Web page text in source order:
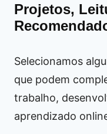
Projetos,
Selecionamos
que podem
trabalho,
aprendizado